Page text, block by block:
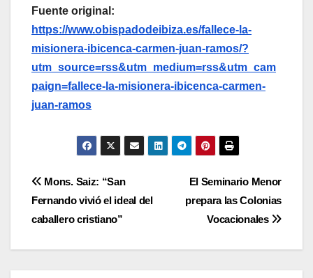
Fuente original:
https://www.obispadodeibiza.es/fallece-la-
misionera-ibicenca-carmen-juan-ramos/?
utm_source=rss&utm_medium=rss&utm_cam
paign=fallece-la-misionera-ibicenca-carmen-
juan-ramos
Navegación
de
entradas
El Seminario Menor
prepara las Colonias
Vocacionales
Mons. Saiz: “San
Fernando vivió el ideal del
caballero cristiano”